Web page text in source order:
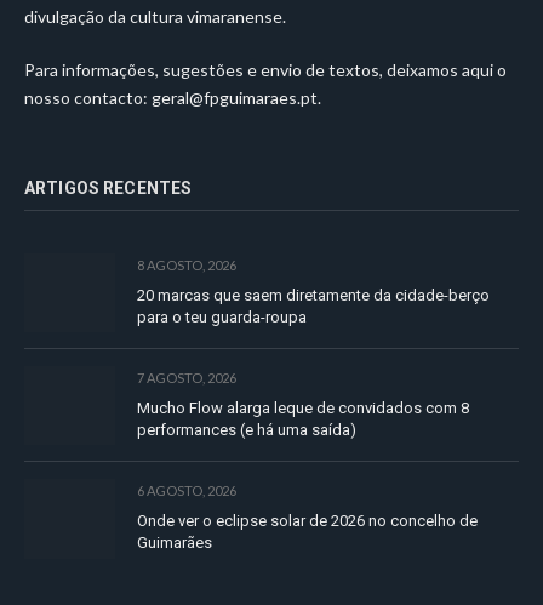
divulgação da cultura vimaranense.
Para informações, sugestões e envio de textos, deixamos aqui o
nosso contacto: geral@fpguimaraes.pt.
ARTIGOS RECENTES
8 AGOSTO, 2026
20 marcas que saem diretamente da cidade-berço
para o teu guarda-roupa
7 AGOSTO, 2026
Mucho Flow alarga leque de convidados com 8
performances (e há uma saída)
6 AGOSTO, 2026
Onde ver o eclipse solar de 2026 no concelho de
Guimarães